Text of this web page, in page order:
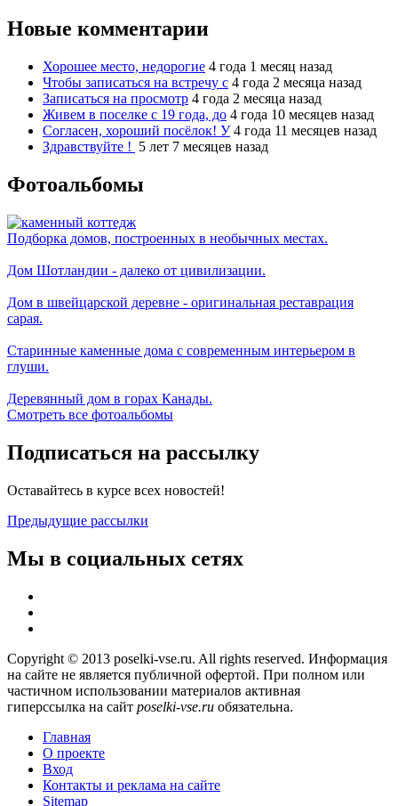
Новые комментарии
Хорошее место, недорогие 4 года 1 месяц назад
Чтобы записаться на встречу с 4 года 2 месяца назад
Записаться на просмотр 4 года 2 месяца назад
Живем в поселке с 19 года, до 4 года 10 месяцев назад
Согласен, хороший посёлок! У 4 года 11 месяцев назад
Здравствуйте ! 5 лет 7 месяцев назад
Фотоальбомы
Подборка домов, построенных в необычных местах.
Дом Шотландии - далеко от цивилизации.
Дом в швейцарской деревне - оригинальная реставрация
сарая.
Старинные каменные дома с современным интерьером в
глуши.
Деревянный дом в горах Канады.
Смотреть все фотоальбомы
Подписаться на рассылку
Оставайтесь в курсе всех новостей!
Предыдущие рассылки
Мы в социальных сетях
Copyright © 2013 poselki-vse.ru. All rights reserved. Информация
на сайте не является публичной офертой. При полном или
частичном использовании материалов активная
гиперссылка на сайт poselki-vse.ru​ обязательна.
Главная
О проекте
Вход
Контакты и реклама на сайте
Sitemap